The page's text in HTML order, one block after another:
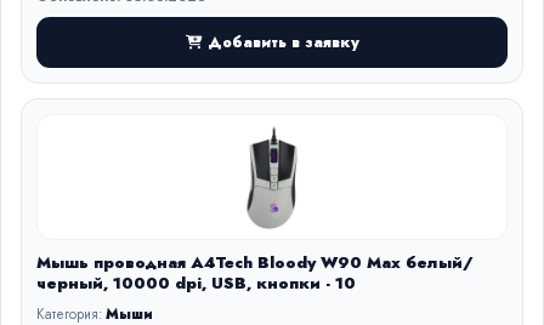
Добавить в заявку
Мышь проводная A4Tech Bloody W90 Max белый/
черный, 10000 dpi, USB, кнопки - 10
Категория:Мыши